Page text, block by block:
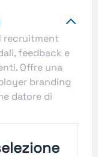
recruitment
feedback e
Offre una
branding
datore di